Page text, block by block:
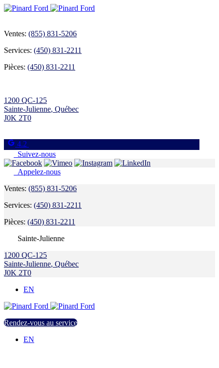
Ventes: (855) 831-5206
Services: (450) 831-2211
Pièces: (450) 831-2211
1200 QC-125
Sainte-Julienne, Québec
J0K 2T0
4.2
Suivez-nous
Appelez-nous
Ventes: (855) 831-5206
Services: (450) 831-2211
Pièces: (450) 831-2211
Sainte-Julienne
1200 QC-125
Sainte-Julienne, Québec
J0K 2T0
EN
Rendez-vous au service
EN